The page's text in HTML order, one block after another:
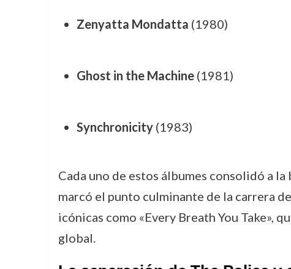
Zenyatta Mondatta (1980)
Ghost in the Machine(1981)
Synchronicity(1983)
Cada uno de estos álbumes consolidó a
marcó el punto culminante de la carrera
icónicas como «Every Breath You Take»,
global.